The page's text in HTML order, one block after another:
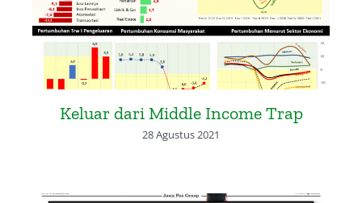
Keluar dari Middle Income Trap
28 Agustus 2021